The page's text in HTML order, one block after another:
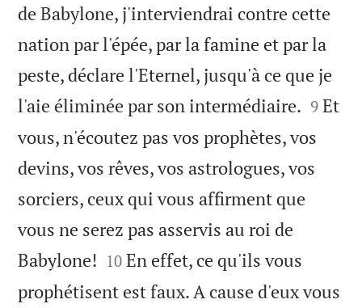
de Babylone, j'interviendrai contre cette
nation par l'épée, par la famine et par la
peste, déclare l'Eternel, jusqu'à ce que je
l'aie éliminée par son intermédiaire. 

9 Et
vous, n'écoutez pas vos prophètes, vos
devins, vos rêves, vos astrologues, vos
sorciers, ceux qui vous affirment que
vous ne serez pas asservis au roi de
Babylone! 

10 En effet, ce qu'ils vous
prophétisent est faux. A cause d'eux vous